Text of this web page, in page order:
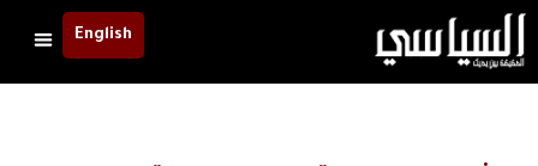
English